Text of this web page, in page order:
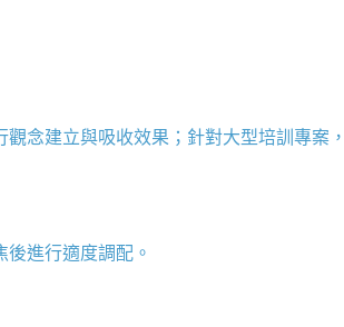
念建立與吸收效果；針對大型培訓專案
進行適度調配。